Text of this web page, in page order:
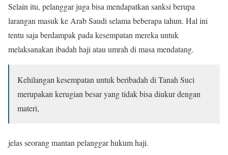
Selain itu, pelanggar juga bisa mendapatkan sanksi berupa
larangan masuk ke Arab Saudi selama beberapa tahun. Hal ini
tentu saja berdampak pada kesempatan mereka untuk
melaksanakan ibadah haji atau umrah di masa mendatang.
Kehilangan kesempatan untuk beribadah di Tanah Suci
merupakan kerugian besar yang tidak bisa diukur dengan
materi,
jelas seorang mantan pelanggar hukum haji.